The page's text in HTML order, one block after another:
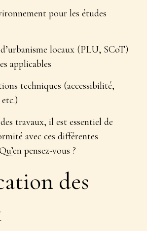
pour les études
locaux (PLU, SCoT)
applicables
techniques (accessibilité,
travaux, il est essentiel de
avec ces différentes
pensez-vous ?
des